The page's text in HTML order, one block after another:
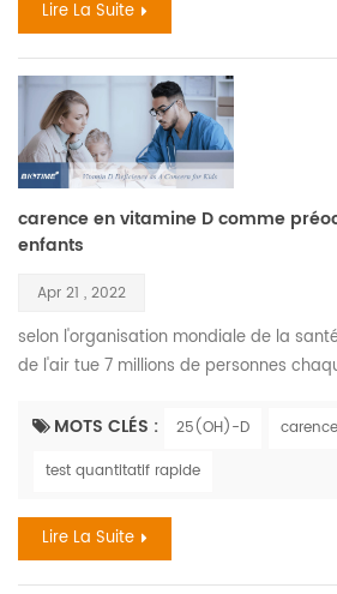
Lire La Suite
carence en vitamine D comme
enfants
Apr 21 , 2022
selon l'organisation mondiale de la
de l'air tue 7 millions de personnes
ont été exposés à des niveaux élevés de
tard dans la vie. les enfants ont le droit
la pollution de l'air est un facteur ...
MOTS CLÉS : 25(OH)-D
test quantitatif rapide
Lire La Suite